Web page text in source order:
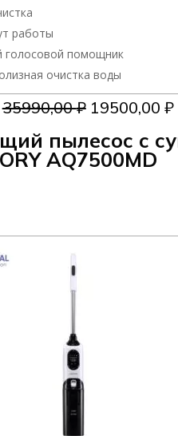
работы
голосовой помощник
очистка воды
35990,00₽
35990,00 ₽.
19500,00 ₽
пылесос с
AQ7500MD